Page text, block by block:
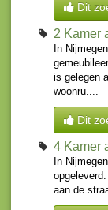
Dit
2 Kamer
In
is gelegen
woonru....
Dit
4 Kamer
In
aan de